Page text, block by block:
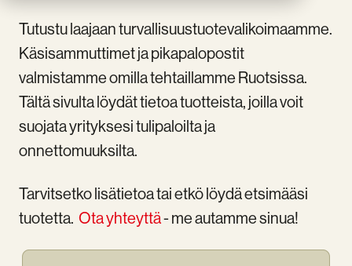
Tutustu laajaan turvallisuustuotevalikoimaamme.
Käsisammuttimet ja pikapalopostit
valmistamme omilla tehtaillamme Ruotsissa.
Tältä sivulta löydät tietoa tuotteista, joilla voit
suojata yrityksesi tulipaloilta ja
onnettomuuksilta.
Tarvitsetko lisätietoa tai etkö löydä etsimääsi
tuotetta. Ota yhteyttä- me autamme sinua!